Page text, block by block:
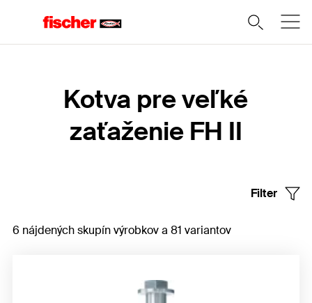
Kotva pre veľké
zaťaženie FH II
Filter
6 nájdených skupín výrobkov a 81 variantov